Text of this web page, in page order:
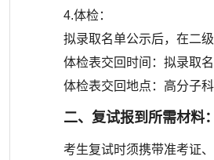
4.体检：
拟录取名单公示后，在二
体检表交回时间：拟录取
体检表交回地点：高分子
二、复试报到所需材料：
考生复试时须携带准考证